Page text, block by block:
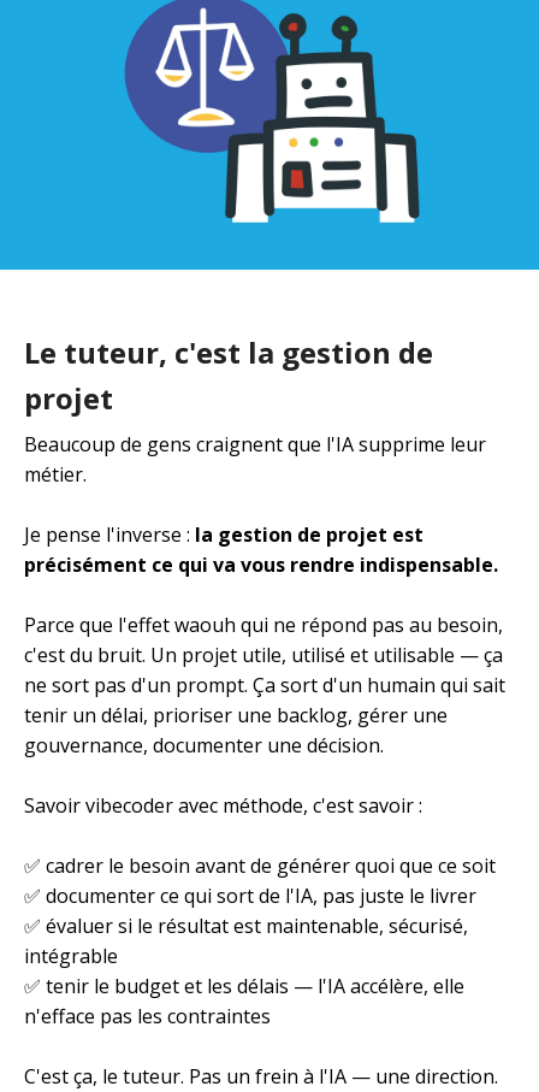
Le tuteur, c'est la gestion de
projet
Beaucoup de gens craignent que l'IA supprime leur
métier.
Je pense l'inverse : la gestion de projet est
précisément ce qui va vous rendre indispensable.
Parce que l'effet waouh qui ne répond pas au besoin,
c'est du bruit. Un projet utile, utilisé et utilisable — ça
ne sort pas d'un prompt. Ça sort d'un humain qui sait
tenir un délai, prioriser une backlog, gérer une
gouvernance, documenter une décision.
Savoir vibecoder avec méthode, c'est savoir :
✅ cadrer le besoin avant de générer quoi que ce soit
✅ documenter ce qui sort de l'IA, pas juste le livrer
✅ évaluer si le résultat est maintenable, sécurisé,
intégrable
✅ tenir le budget et les délais — l'IA accélère, elle
n'efface pas les contraintes
C'est ça, le tuteur. Pas un frein à l'IA — une direction.